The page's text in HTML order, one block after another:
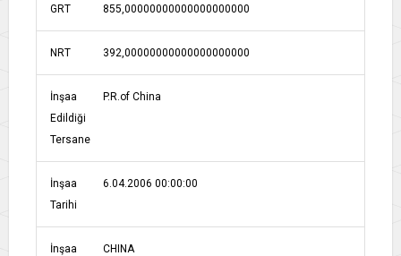
GRT 855,00000000000000000000
NRT 392,00000000000000000000
İnşaa
Edildiği
Tersane
P.R.of China
İnşaa
Tarihi
6.04.2006 00:00:00
İnşaa
CHINA